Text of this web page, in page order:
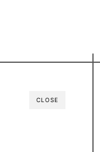
CLOSE